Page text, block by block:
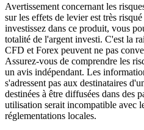
Avertissement concernant les
sur les effets de levier est très
investissez dans ce produit, vous
totalité de l'argent investi. C'est la
CFD et Forex peuvent ne pas
Assurez-vous de comprendre les
un avis indépendant. Les
s'adressent pas aux destinataires
destinées à être diffusées dans des
utilisation serait incompatible avec
réglementations locales.